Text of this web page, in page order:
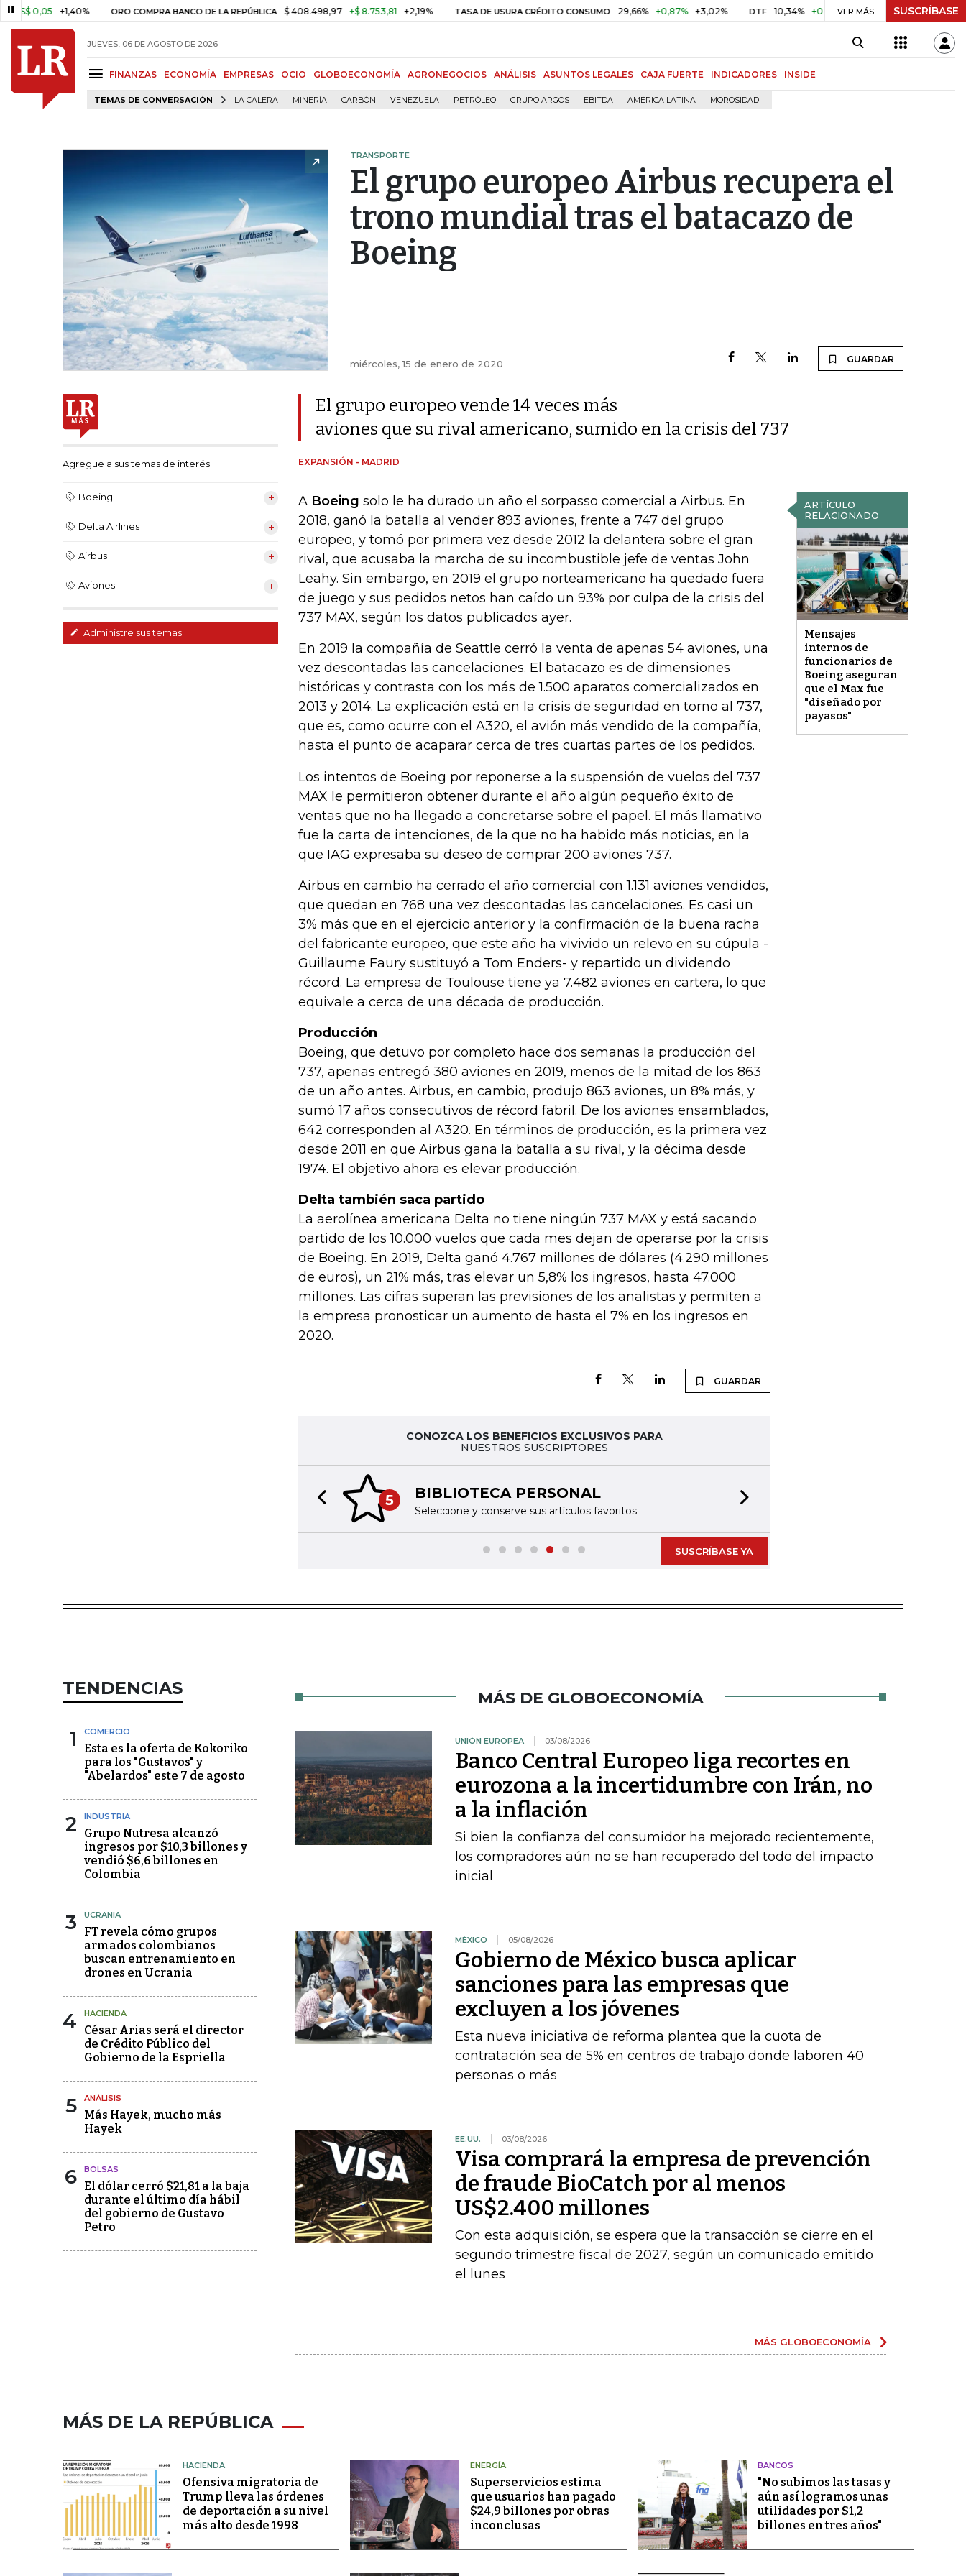
+1,40% ORO COMPRA BANCO DE LA REPÚBLICA $ 408.498,97 +$ 8.753,81 +2,19% TASA DE USURA CRÉDITO CONSUMO 29,66% +0,87% +3,02% DTF 10,34% +0,10% +0,98% UVR $ 416,86 +$ 0,05
VER MÁS SUSCRÍBASE
JUEVES, 06 DE AGOSTO DE 2026
FINANZAS ECONOMÍA EMPRESAS OCIO GLOBOECONOMÍA AGRONEGOCIOS ANÁLISIS ASUNTOS LEGALES CAJA FUERTE INDICADORES INSIDE
TEMAS DE CONVERSACIÓN LA CALERA MINERÍA CARBÓN VENEZUELA PETRÓLEO GRUPO ARGOS EBITDA AMÉRICA LATINA MOROSIDAD
TRANSPORTE
El grupo europeo Airbus recupera el
trono mundial tras el batacazo de
Boeing
miércoles, 15 de enero de 2020 GUARDAR
Agregue a sus temas de interés
Boeing
Delta Airlines
Airbus
Aviones
Administre sus temas
El grupo europeo vende 14 veces más
aviones que su rival americano, sumido en la crisis del 737
EXPANSIÓN - MADRID
ARTÍCULO
RELACIONADO
Mensajes
internos de
funcionarios de
Boeing aseguran
que el Max fue
"diseñado por
payasos"
A Boeing solo le ha durado un año el sorpasso comercial a Airbus. En
2018, ganó la batalla al vender 893 aviones, frente a 747 del grupo
europeo, y tomó por primera vez desde 2012 la delantera sobre el gran
rival, que acusaba la marcha de su incombustible jefe de ventas John
Leahy. Sin embargo, en 2019 el grupo norteamericano ha quedado fuera
de juego y sus pedidos netos han caído un 93% por culpa de la crisis del
737 MAX, según los datos publicados ayer.
En 2019 la compañía de Seattle cerró la venta de apenas 54 aviones, una
vez descontadas las cancelaciones. El batacazo es de dimensiones
históricas y contrasta con los más de 1.500 aparatos comercializados en
2013 y 2014. La explicación está en la crisis de seguridad en torno al 737,
que es, como ocurre con el A320, el avión más vendido de la compañía,
hasta el punto de acaparar cerca de tres cuartas partes de los pedidos.
Los intentos de Boeing por reponerse a la suspensión de vuelos del 737
MAX le permitieron obtener durante el año algún pequeño éxito de
ventas que no ha llegado a concretarse sobre el papel. El más llamativo
fue la carta de intenciones, de la que no ha habido más noticias, en la
que IAG expresaba su deseo de comprar 200 aviones 737.
Airbus en cambio ha cerrado el año comercial con 1.131 aviones vendidos,
que quedan en 768 una vez descontadas las cancelaciones. Es casi un
3% más que en el ejercicio anterior y la confirmación de la buena racha
del fabricante europeo, que este año ha vivivido un relevo en su cúpula -
Guillaume Faury sustituyó a Tom Enders- y repartido un dividendo
récord. La empresa de Toulouse tiene ya 7.482 aviones en cartera, lo que
equivale a cerca de una década de producción.
Producción
Boeing, que detuvo por completo hace dos semanas la producción del
737, apenas entregó 380 aviones en 2019, menos de la mitad de los 863
de un año antes. Airbus, en cambio, produjo 863 aviones, un 8% más, y
sumó 17 años consecutivos de récord fabril. De los aviones ensamblados,
642 corresponden al A320. En términos de producción, es la primera vez
desde 2011 en que Airbus gana la batalla a su rival, y la décima desde
1974. El objetivo ahora es elevar producción.
Delta también saca partido
La aerolínea americana Delta no tiene ningún 737 MAX y está sacando
partido de los 10.000 vuelos que cada mes dejan de operarse por la crisis
de Boeing. En 2019, Delta ganó 4.767 millones de dólares (4.290 millones
de euros), un 21% más, tras elevar un 5,8% los ingresos, hasta 47.000
millones. Las cifras superan las previsiones de los analistas y permiten a
la empresa pronosticar un aumento de hasta el 7% en los ingresos en
2020.
GUARDAR
CONOZCA LOS BENEFICIOS EXCLUSIVOS PARA
NUESTROS SUSCRIPTORES
5 BIBLIOTECA PERSONAL
Seleccione y conserve sus artículos favoritos
Previous slide
SUSCRÍBASE YA
TENDENCIAS
1 COMERCIO
Esta es la oferta de Kokoriko
para los "Gustavos" y
"Abelardos" este 7 de agosto
2 INDUSTRIA
Grupo Nutresa alcanzó
ingresos por $10,3 billones y
vendió $6,6 billones en
Colombia
3 UCRANIA
FT revela cómo grupos
armados colombianos
buscan entrenamiento en
drones en Ucrania
4 HACIENDA
César Arias será el director
de Crédito Público del
Gobierno de la Espriella
5 ANÁLISIS
Más Hayek, mucho más
Hayek
6 BOLSAS
El dólar cerró $21,81 a la baja
durante el último día hábil
del gobierno de Gustavo
Petro
MÁS DE GLOBOECONOMÍA
UNIÓN EUROPEA 03/08/2026
Banco Central Europeo liga recortes en
eurozona a la incertidumbre con Irán, no
a la inflación
Si bien la confianza del consumidor ha mejorado recientemente,
los compradores aún no se han recuperado del todo del impacto
inicial
MÉXICO 05/08/2026
Gobierno de México busca aplicar
sanciones para las empresas que
excluyen a los jóvenes
Esta nueva iniciativa de reforma plantea que la cuota de
contratación sea de 5% en centros de trabajo donde laboren 40
personas o más
EE.UU. 03/08/2026
Visa comprará la empresa de prevención
de fraude BioCatch por al menos
US$2.400 millones
Con esta adquisición, se espera que la transacción se cierre en el
segundo trimestre fiscal de 2027, según un comunicado emitido
el lunes
MÁS GLOBOECONOMÍA
MÁS DE LA REPÚBLICA
HACIENDA
Ofensiva migratoria de
Trump lleva las órdenes
de deportación a su nivel
más alto desde 1998
ENERGÍA
Superservicios estima
que usuarios han pagado
$24,9 billones por obras
inconclusas
BANCOS
"No subimos las tasas y
aún así logramos unas
utilidades por $1,2
billones en tres años"